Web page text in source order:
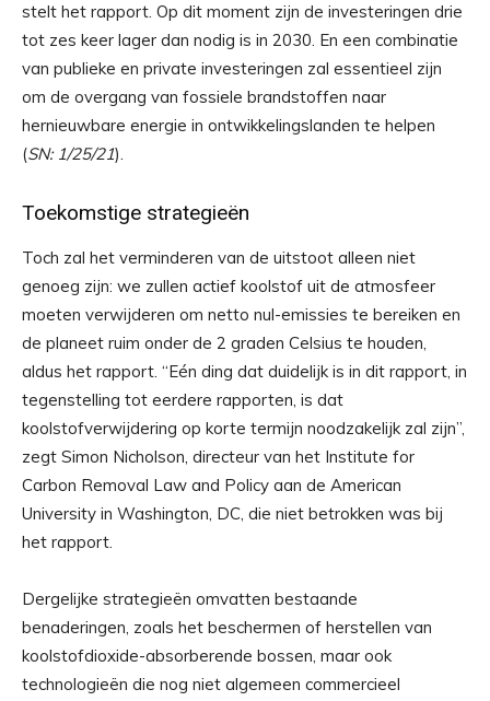
stelt het rapport. Op dit moment zijn de investeringen drie
tot zes keer lager dan nodig is in 2030. En een combinatie
van publieke en private investeringen zal essentieel zijn
om de overgang van fossiele brandstoffen naar
hernieuwbare energie in ontwikkelingslanden te helpen
(SN: 1/25/21).
Toekomstige strategieën
Toch zal het verminderen van de uitstoot alleen niet
genoeg zijn: we zullen actief koolstof uit de atmosfeer
moeten verwijderen om netto nul-emissies te bereiken en
de planeet ruim onder de 2 graden Celsius te houden,
aldus het rapport. “Eén ding dat duidelijk is in dit rapport, in
tegenstelling tot eerdere rapporten, is dat
koolstofverwijdering op korte termijn noodzakelijk zal zijn”,
zegt Simon Nicholson, directeur van het Institute for
Carbon Removal Law and Policy aan de American
University in Washington, DC, die niet betrokken was bij
het rapport.
Dergelijke strategieën omvatten bestaande
benaderingen, zoals het beschermen of herstellen van
koolstofdioxide-absorberende bossen, maar ook
technologieën die nog niet algemeen commercieel